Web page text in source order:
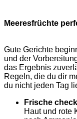
Meeresfrüchte
Gute Gerichte
und der
das Ergebnis
Regeln, die du dir
du nicht jeden Tag
Frische
Haut und rote